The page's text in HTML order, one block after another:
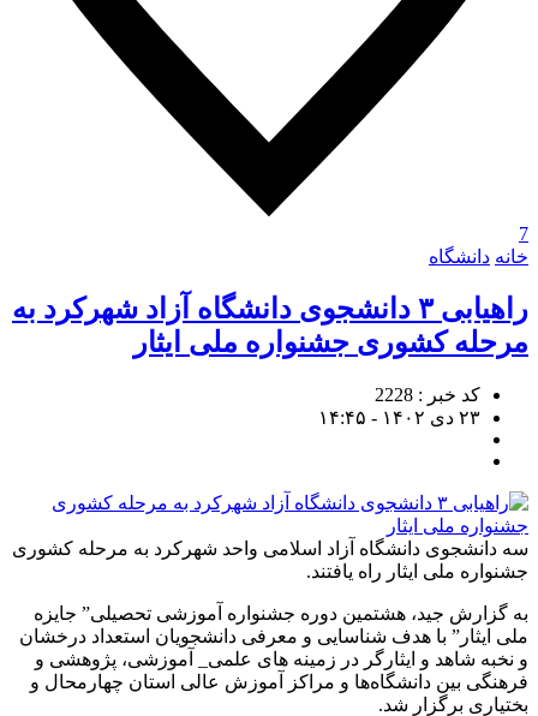
7
خانه دانشگاه
راهیابی ۳ دانشجوی دانشگاه آزاد شهرکرد به
مرحله کشوری جشنواره ملی ایثار
کد خبر : 2228
۲۳ دی ۱۴۰۲ - ۱۴:۴۵
سه دانشجوی دانشگاه آزاد اسلامی واحد شهرکرد به مرحله کشوری
جشنواره ملی ایثار راه یافتند.
به گزارش جید، هشتمین دوره جشنواره آموزشی تحصیلی” جایزه
ملی ایثار” با هدف شناسایی و معرفی دانشجویان استعداد درخشان
و نخبه شاهد و ایثارگر در زمینه های علمی_ آموزشی، پژوهشی و
فرهنگی بین دانشگاه‌ها و مراکز آموزش عالی استان چهارمحال و
بختیاری برگزار شد.